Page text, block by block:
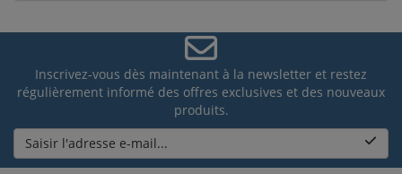
Inscrivez-vous dès maintenant à la newsletter et restez
régulièrement informé des offres exclusives et des nouveaux
produits.
Saisir l'adresse e-mail...